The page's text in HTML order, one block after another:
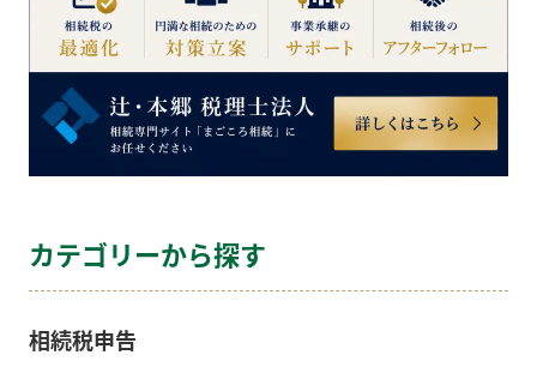
カテゴリーから探す
相続税申告